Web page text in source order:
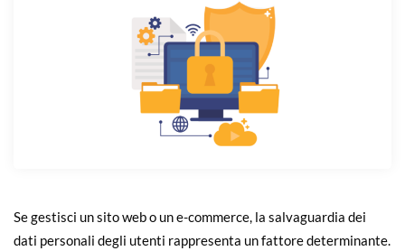
Se gestisci un sito web o un e-commerce, la salvaguardia dei
dati personali degli utenti rappresenta un fattore determinante.